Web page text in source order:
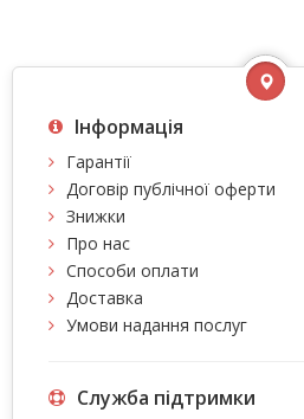
Інформація
Гарантії
Договір публічної оферти
Знижки
Про нас
Способи оплати
Доставка
Умови надання послуг
Служба підтримки